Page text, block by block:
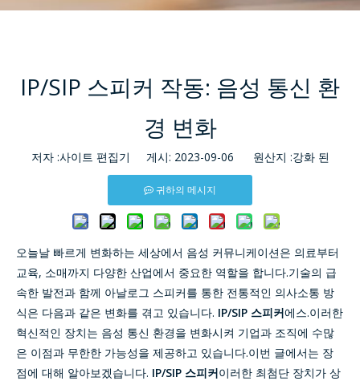
IP/SIP 스피커 작동: 음성 통신 환
경 변화
저자 :사이트 편집기 게시: 2023-09-06 원산지 :강화 된
귀하의 메시지
오늘날 빠르게 변화하는 세상에서 음성 커뮤니케이션은 의료부터
교육, 소매까지 다양한 산업에서 중요한 역할을 합니다.기술의 급
속한 발전과 함께 아날로그 스피커를 통한 전통적인 의사소통 방
식은 ​​다음과 같은 변화를 겪고 있습니다. IP/SIP 스피커에스.이러한
혁신적인 장치는 음성 통신 환경을 변화시켜 기업과 조직에 수많
은 이점과 무한한 가능성을 제공하고 있습니다.이번 글에서는 장
점에 대해 알아보겠습니다. IP/SIP 스피커이러한 최첨단 장치가 상